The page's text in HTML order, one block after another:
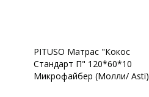
PITUSO Матрас "Кокос
Стандарт П" 120*60*10
Микрофайбер (Молли/ Asti)